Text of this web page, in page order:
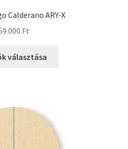
Calderano ARY-X
000 Ft
választása